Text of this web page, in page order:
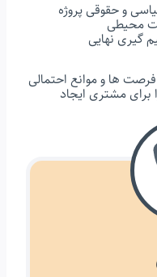
و حقوقی پروژه
محیطی
گیری نهایی
ها و موانع احتمالی
برای مشتری ایجاد